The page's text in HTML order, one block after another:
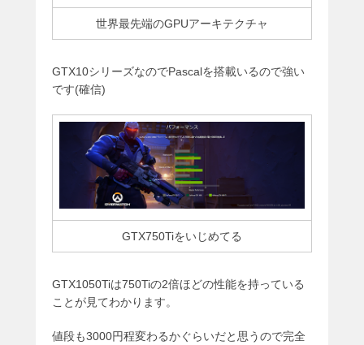
世界最先端のGPUアーキテクチャ
GTX10シリーズなのでPascalを搭載いるので強い
です(確信)
GTX750Tiをいじめてる
GTX1050Tiは750Tiの2倍ほどの性能を持っている
ことが見てわかります。
値段も3000円程変わるかぐらいだと思うので完全